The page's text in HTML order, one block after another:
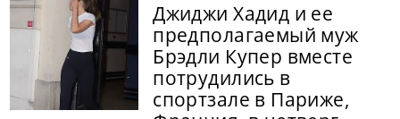
Джиджи Хадид и ее
предполагаемый муж
Брэдли Купер вместе
потрудились в
спортзале в Париже,